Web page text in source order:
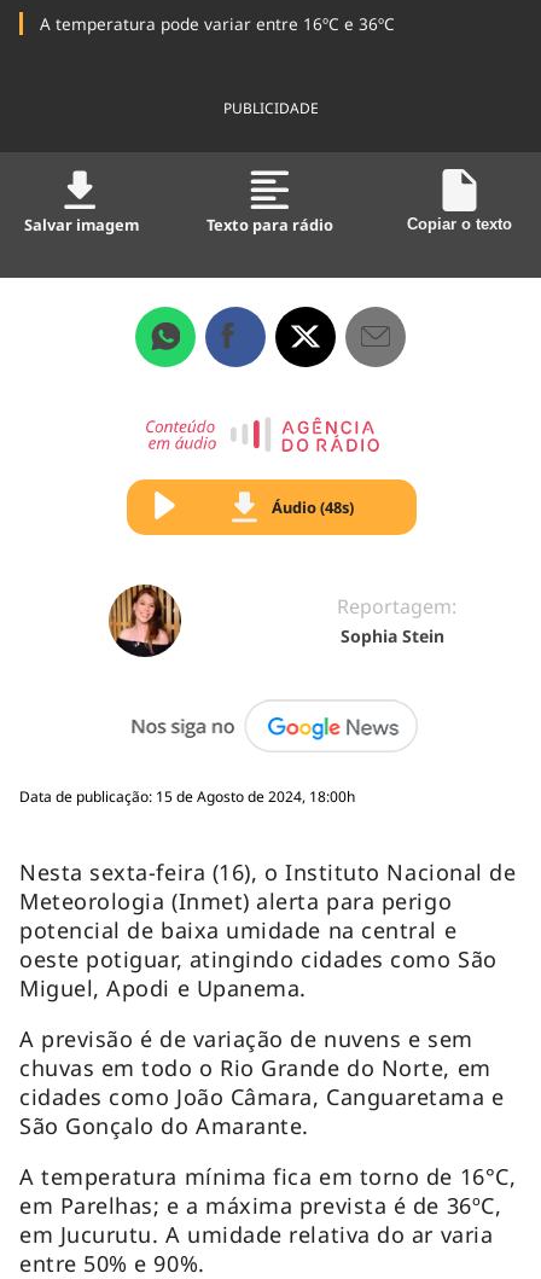
A temperatura pode variar entre 16ºC e 36ºC
PUBLICIDADE
Salvar imagem Texto para rádio Copiar o texto
Áudio (48s)
Reportagem:
Sophia Stein
Data de publicação: 15 de Agosto de 2024, 18:00h
Nesta sexta-feira (16), o Instituto Nacional de
Meteorologia (Inmet) alerta para perigo
potencial de baixa umidade na central e
oeste potiguar, atingindo cidades como São
Miguel, Apodi e Upanema.
A previsão é de variação de nuvens e sem
chuvas em todo o Rio Grande do Norte, em
cidades como João Câmara, Canguaretama e
São Gonçalo do Amarante.
A temperatura mínima fica em torno de 16°C,
em Parelhas; e a máxima prevista é de 36ºC,
em Jucurutu. A umidade relativa do ar varia
entre 50% e 90%.